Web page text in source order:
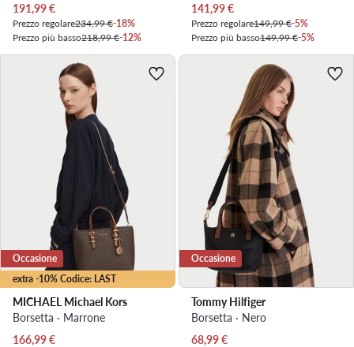
Prezzo attuale
191,99€
Prezzo regolare234,99 €-18%
Prezzo più basso218,99 €-12%
Prezzo attuale
141,99€
Prezzo regolare149,99 €-5%
Prezzo più basso149,99 €-5%
extra -10% Codice: LAST
Occasione
MICHAEL Michael Kors
Borsetta · Marrone
Prezzo attuale
166,99€
Occasione
Tommy Hilfiger
Borsetta · Nero
Prezzo attuale
68,99€